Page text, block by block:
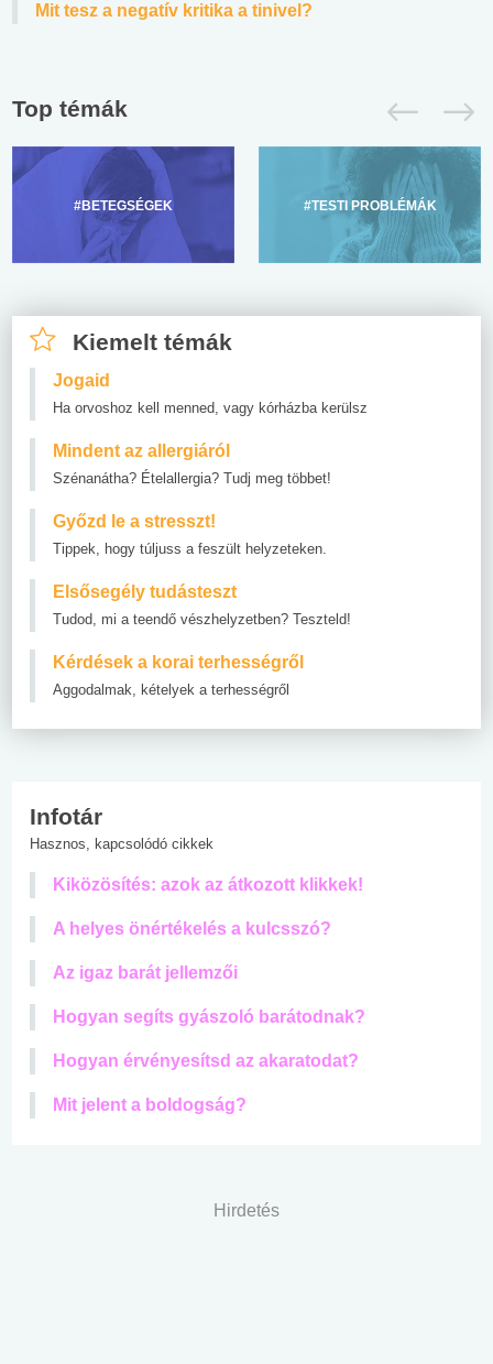
Mit tesz a negatív kritika a tinivel?
Top témák
#BETEGSÉGEK #TESTI PROBLÉMÁK
Kiemelt témák
Jogaid
Ha orvoshoz kell menned, vagy kórházba kerülsz
Mindent az allergiáról
Szénanátha? Ételallergia? Tudj meg többet!
Győzd le a stresszt!
Tippek, hogy túljuss a feszült helyzeteken.
Elsősegély tudásteszt
Tudod, mi a teendő vészhelyzetben? Teszteld!
Kérdések a korai terhességről
Aggodalmak, kételyek a terhességről
Infotár
Hasznos, kapcsolódó cikkek
Kiközösítés: azok az átkozott klikkek!
A helyes önértékelés a kulcsszó?
Az igaz barát jellemzői
Hogyan segíts gyászoló barátodnak?
Hogyan érvényesítsd az akaratodat?
Mit jelent a boldogság?
Hirdetés